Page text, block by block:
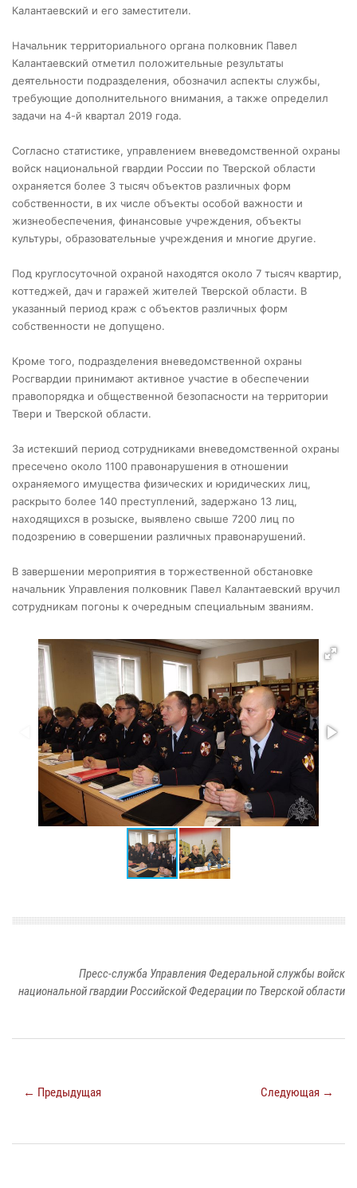
Калантаевский и его заместители.
Начальник территориального органа полковник Павел
Калантаевский отметил положительные результаты
деятельности подразделения, обозначил аспекты службы,
требующие дополнительного внимания, а также определил
задачи на 4-й квартал 2019 года.
Согласно статистике, управлением вневедомственной охраны
войск национальной гвардии России по Тверской области
охраняется более 3 тысяч объектов различных форм
собственности, в их числе объекты особой важности и
жизнеобеспечения, финансовые учреждения, объекты
культуры, образовательные учреждения и многие другие.
Под круглосуточной охраной находятся около 7 тысяч квартир,
коттеджей, дач и гаражей жителей Тверской области. В
указанный период краж с объектов различных форм
собственности не допущено.
Кроме того, подразделения вневедомственной охраны
Росгвардии принимают активное участие в обеспечении
правопорядка и общественной безопасности на территории
Твери и Тверской области.
За истекший период сотрудниками вневедомственной охраны
пресечено около 1100 правонарушения в отношении
охраняемого имущества физических и юридических лиц,
раскрыто более 140 преступлений, задержано 13 лиц,
находящихся в розыске, выявлено свыше 7200 лиц по
подозрению в совершении различных правонарушений.
В завершении мероприятия в торжественной обстановке
начальник Управления полковник Павел Калантаевский вручил
сотрудникам погоны к очередным специальным званиям.
Пресс-служба Управления Федеральной службы войск
национальной гвардии Российской Федерации по Тверской области
← Предыдущая Следующая →